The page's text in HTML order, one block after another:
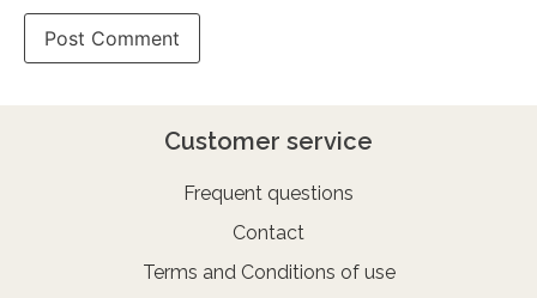
Customer service
Frequent questions
Contact
Terms and Conditions of use